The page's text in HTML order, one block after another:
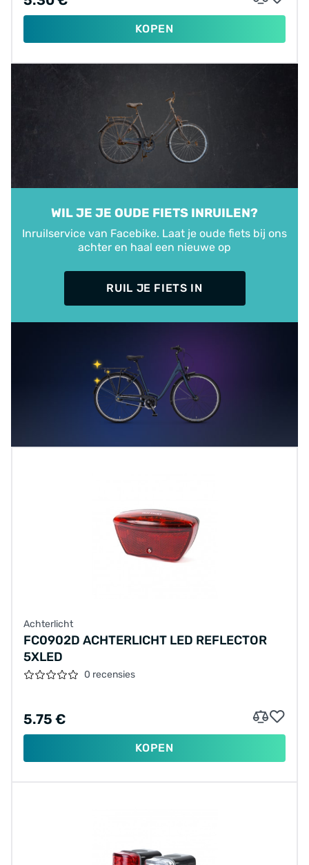
KOPEN
WIL JE JE OUDE FIETS INRUILEN?
Inruilservice van Facebike. Laat je oude fiets bij ons
achter en haal een nieuwe op
RUIL JE FIETS IN
Achterlicht
FC0902D ACHTERLICHT LED REFLECTOR
5XLED
0 recensies
5.75 €
KOPEN